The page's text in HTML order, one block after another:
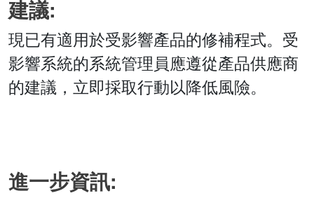
建議:
現已有適用於受影響產品的修補程式。受
影響系統的系統管理員應遵從產品供應商
的建議，立即採取行動以降低風險。
進一步資訊: